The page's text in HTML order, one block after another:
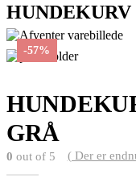
-57%
GRÅ
0 out of 5 ( Der er